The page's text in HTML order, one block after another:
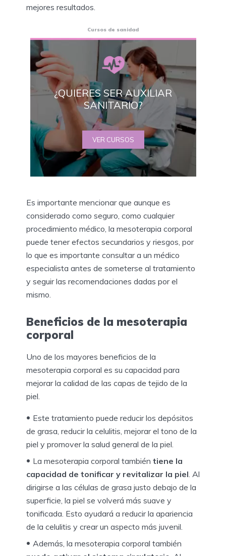
mejores resultados.
Cursos de sanidad
¿QUIERES SER AUXILIAR
SANITARIO?
VER CURSOS
Es importante mencionar que aunque es
considerado como seguro, como cualquier
procedimiento médico, la mesoterapia corporal
puede tener efectos secundarios y riesgos, por
lo que es importante consultar a un médico
especialista antes de someterse al tratamiento
y seguir las recomendaciones dadas por el
mismo.
Beneficios de la mesoterapia
corporal
Uno de los mayores beneficios de la
mesoterapia corporal es su capacidad para
mejorar la calidad de las capas de tejido de la
piel.
Este tratamiento puede reducir los depósitos
de grasa, reducir la celulitis, mejorar el tono de la
piel y promover la salud general de la piel.
La mesoterapia corporal también tiene la
capacidad de tonificar y revitalizar la piel. Al
dirigirse a las células de grasa justo debajo de la
superficie, la piel se volverá más suave y
tonificada. Esto ayudará a reducir la apariencia
de la celulitis y crear un aspecto más juvenil.
Además, la mesoterapia corporal también